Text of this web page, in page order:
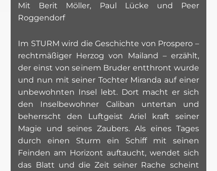
Mit Berit Möller, Paul Lücke und Peer
Roggendorf
Im STURM wird die Geschichte von Prospero –
rechtmäßiger Herzog von Mailand – erzählt,
der einst von seinem Bruder entthront wurde
und nun mit seiner Tochter Miranda auf einer
unbewohnten Insel lebt. Dort macht er sich
den Inselbewohner Caliban untertan und
beherrscht den Luftgeist Ariel kraft seiner
Magie und seines Zaubers. Als eines Tages
durch einen Sturm ein Schiff mit seinen
Feinden am Horizont auftaucht, wendet sich
das Blatt und die Zeit seiner Rache scheint